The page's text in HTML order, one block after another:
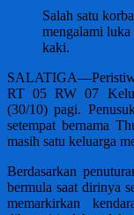
Salah satu
mengalami luka
kaki.
RT 05 RW 07
(30/10) pagi.
setempat bernama
masih satu keluarga
Berdasarkan
bermula saat dirinya
memarkirkan